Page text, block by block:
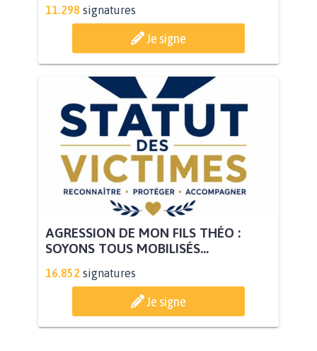
11.298 signatures
Je signe
AGRESSION DE MON FILS THÉO :
SOYONS TOUS MOBILISÉS...
16.852 signatures
Je signe